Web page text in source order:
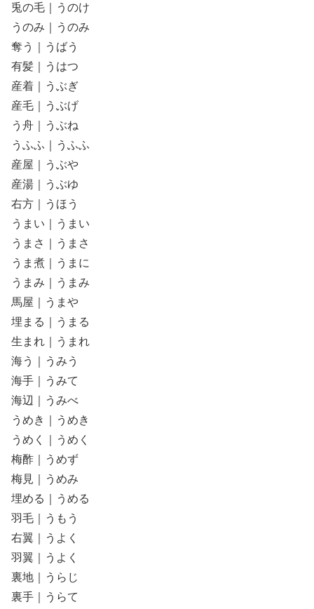
兎の毛｜うのけ
うのみ｜うのみ
奪う｜うばう
有髪｜うはつ
産着｜うぶぎ
産毛｜うぶげ
う舟｜うぶね
うふふ｜うふふ
産屋｜うぶや
産湯｜うぶゆ
右方｜うほう
うまい｜うまい
うまさ｜うまさ
うま煮｜うまに
うまみ｜うまみ
馬屋｜うまや
埋まる｜うまる
生まれ｜うまれ
海う｜うみう
海手｜うみて
海辺｜うみべ
うめき｜うめき
うめく｜うめく
梅酢｜うめず
梅見｜うめみ
埋める｜うめる
羽毛｜うもう
右翼｜うよく
羽翼｜うよく
裏地｜うらじ
裏手｜うらて